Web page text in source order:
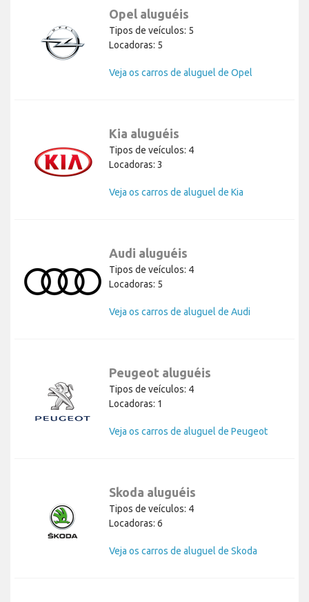
Opel aluguéis
Tipos de veículos: 5
Locadoras: 5
Veja os carros de aluguel de Opel
Kia aluguéis
Tipos de veículos: 4
Locadoras: 3
Veja os carros de aluguel de Kia
Audi aluguéis
Tipos de veículos: 4
Locadoras: 5
Veja os carros de aluguel de Audi
Peugeot aluguéis
Tipos de veículos: 4
Locadoras: 1
Veja os carros de aluguel de Peugeot
Skoda aluguéis
Tipos de veículos: 4
Locadoras: 6
Veja os carros de aluguel de Skoda